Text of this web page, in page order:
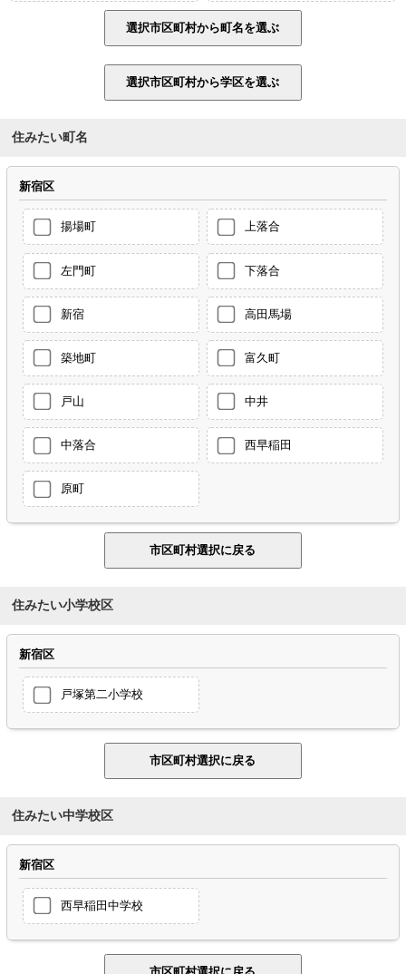
住みたい町名
新宿区
揚場町 上落合
左門町 下落合
新宿 高田馬場
築地町 富久町
戸山 中井
中落合 西早稲田
原町
住みたい小学校区
新宿区
戸塚第二小学校
住みたい中学校区
新宿区
西早稲田中学校